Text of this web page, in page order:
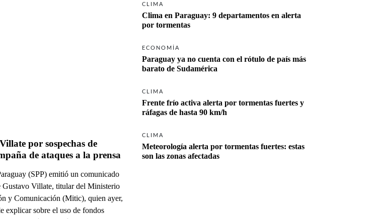
por sospechas de
de ataques a la prensa
(SPP) emitió un comunicado
Gustavo Villate, titular del Ministerio
y Comunicación (Mitic), quien ayer,
explicar sobre el uso de fondos
CLIMA
Clima en Paraguay: 9 departamentos en alerta
por tormentas
ECONOMÍA
Paraguay ya no cuenta con el rótulo de país más
barato de Sudamérica
CLIMA
Frente frío activa alerta por tormentas fuertes y
ráfagas de hasta 90 km/h
CLIMA
Meteorología alerta por tormentas fuertes: estas
son las zonas afectadas